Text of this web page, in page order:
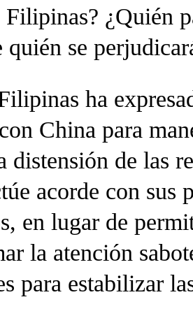
Filipinas? ¿Quién
quién se
ha
China para
distensión de las
acorde con sus
en lugar de
la atención
para estabilizar